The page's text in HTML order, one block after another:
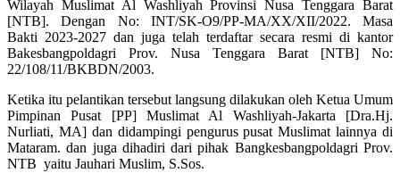
Wilayah Muslimat Al Washliyah Provinsi Nusa Tenggara Barat
[NTB]. Dengan No: INT/SK-O9/PP-MA/XX/XII/2022. Masa
Bakti 2023-2027 dan juga telah terdaftar secara resmi di kantor
Bakesbangpoldagri Prov. Nusa Tenggara Barat [NTB] No:
22/108/11/BKBDN/2003.
Ketika itu pelantikan tersebut langsung dilakukan oleh Ketua Umum
Pimpinan Pusat [PP] Muslimat Al Washliyah-Jakarta [Dra.Hj.
Nurliati, MA] dan didampingi pengurus pusat Muslimat lainnya di
Mataram. dan juga dihadiri dari pihak Bangkesbangpoldagri Prov.
NTB yaitu Jauhari Muslim, S.Sos.